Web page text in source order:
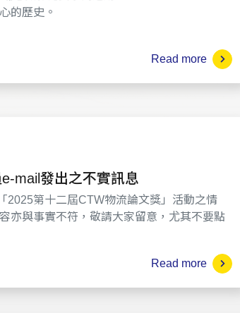
的歷史。
Read more
mail發出之不實訊息
2025第十二屆CTW物流論文獎」活動之情
亦與事實不符，敬請大家留意，尤其不要點
Read more